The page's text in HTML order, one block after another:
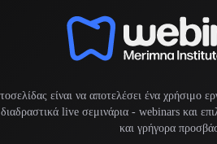
είναι να αποτελέσει ένα χρήσιμο
live σεμινάρια - webinarsκαι
και γρήγορα